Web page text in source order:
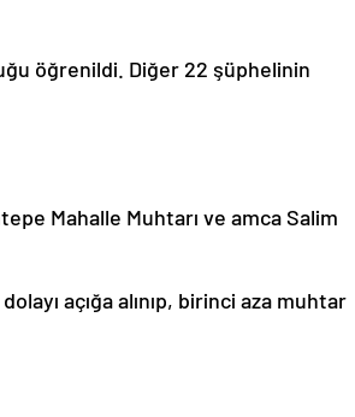
öğrenildi. Diğer 22 şüphelinin
Mahalle Muhtarı ve amca Salim
açığa alınıp, birinci aza muhtar